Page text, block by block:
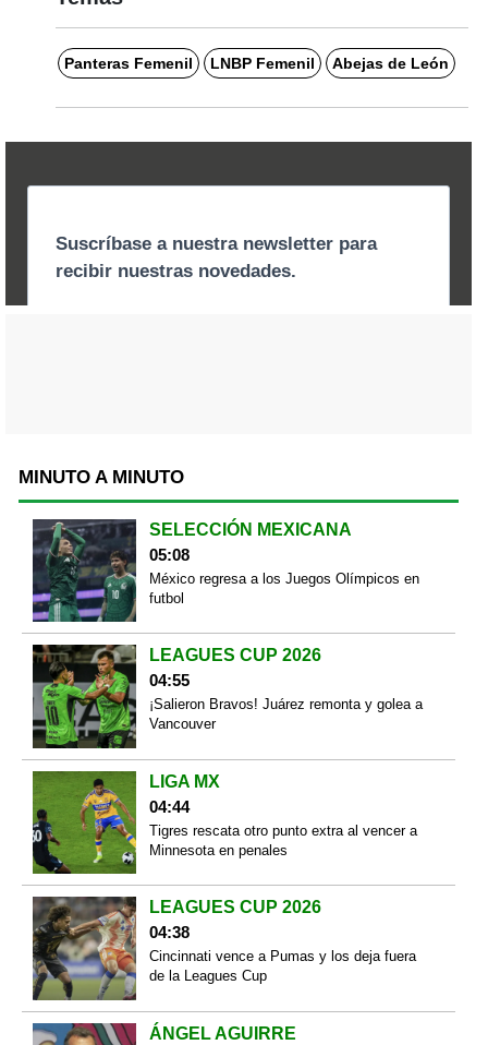
Panteras Femenil LNBP Femenil Abejas de León
MINUTO A MINUTO
SELECCIÓN MEXICANA
05:08
México regresa a los Juegos Olímpicos en
futbol
LEAGUES CUP 2026
04:55
¡Salieron Bravos! Juárez remonta y golea a
Vancouver
LIGA MX
04:44
Tigres rescata otro punto extra al vencer a
Minnesota en penales
LEAGUES CUP 2026
04:38
Cincinnati vence a Pumas y los deja fuera
de la Leagues Cup
ÁNGEL AGUIRRE